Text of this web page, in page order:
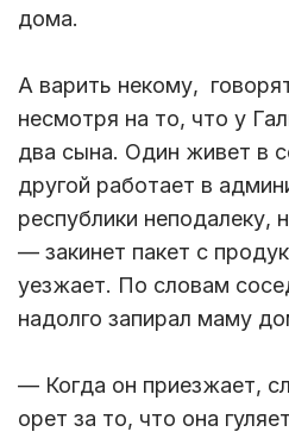
дома.
А варить некому,
несмотря на то, что у
два сына. Один живет в
другой работает в
республики неподалеку,
— закинет пакет с
уезжает. По словам
надолго запирал маму
— Когда он приезжает,
орет за то, что она